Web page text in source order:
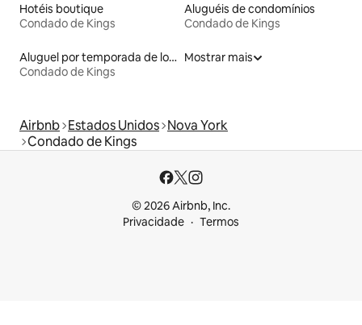
Hotéis boutique
Condado de Kings
Aluguéis de condomínios
Condado de Kings
Aluguel por temporada de lofts
Condado de Kings
Mostrar mais
Airbnb Estados Unidos Nova York
Condado de Kings
© 2026 Airbnb, Inc.
Privacidade
Termos